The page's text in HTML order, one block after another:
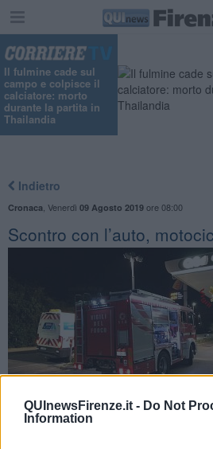
QUInewsFirenze.it - Do Not
Information
Il fulmine cade sul
campo e colpisce il
calciatore: morto
durante la partita in
Thailandia
Indietro
Cronaca Venerdì 09 Agosto 2019ore 08:00
​Scontro con l’auto,
Un ragazzo e una ragazza in sella a
catapultati per tre metri sotto il livello